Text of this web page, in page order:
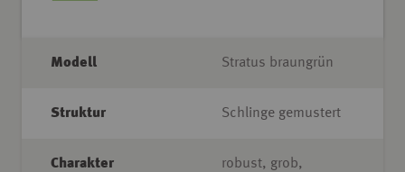
Modell Stratus braungrün
Struktur Schlinge gemustert
Charakter
robust, grob,